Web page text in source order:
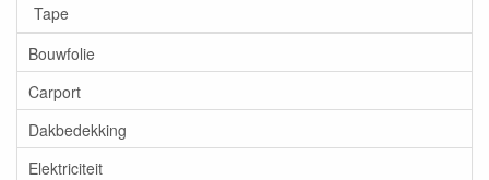
Tape
Bouwfolie
Carport
Dakbedekking
Elektriciteit